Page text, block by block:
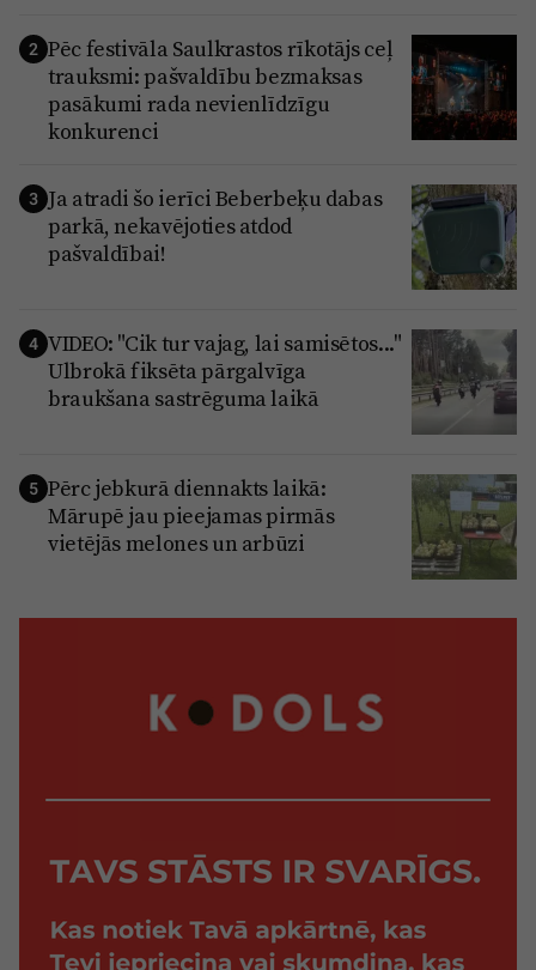
2 Pēc festivāla Saulkrastos rīkotājs ceļ
trauksmi: pašvaldību bezmaksas
pasākumi rada nevienlīdzīgu
konkurenci
3 Ja atradi šo ierīci Beberbeķu dabas
parkā, nekavējoties atdod
pašvaldībai!
4 VIDEO: "Cik tur vajag, lai samisētos..."
Ulbrokā fiksēta pārgalvīga
braukšana sastrēguma laikā
5 Pērc jebkurā diennakts laikā:
Mārupē jau pieejamas pirmās
vietējās melones un arbūzi